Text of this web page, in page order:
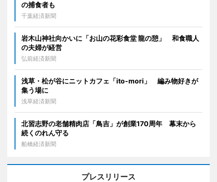
の捕食者も
千葉経済新聞
岩木山神社向かいに「お山の花彩食堂 龍の憩」 和食職人
の夫婦が経営
弘前経済新聞
浅草・松が谷にニットカフェ「ito-mori」 編み物好きが
集う場に
浅草経済新聞
北習志野の老舗精肉店「鳥吉」が創業170周年 幕末から
続くのれん守る
船橋経済新聞
プレスリリース